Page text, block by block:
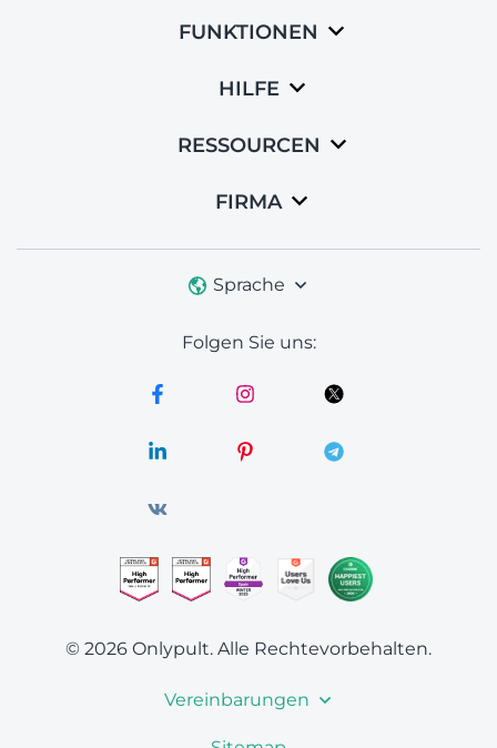
FUNKTIONEN
HILFE
RESSOURCEN
FIRMA
Sprache
Folgen Sie uns:
© 2026 Onlypult. Alle Rechtevorbehalten.
Vereinbarungen